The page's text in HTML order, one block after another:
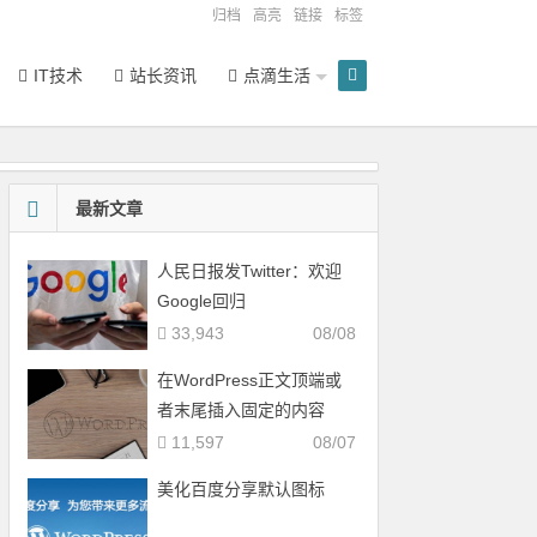
归档 高亮 链接 标签
IT技术 站长资讯 点滴生活
最新文章
人民日报发Twitter：欢迎
Google回归
08/08
33,943
在WordPress正文顶端或
者末尾插入固定的内容
08/07
11,597
美化百度分享默认图标